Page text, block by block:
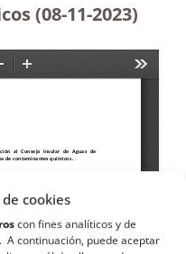
cookies
con fines analíticos y de
A continuación, puede aceptar
(08-11-2023)